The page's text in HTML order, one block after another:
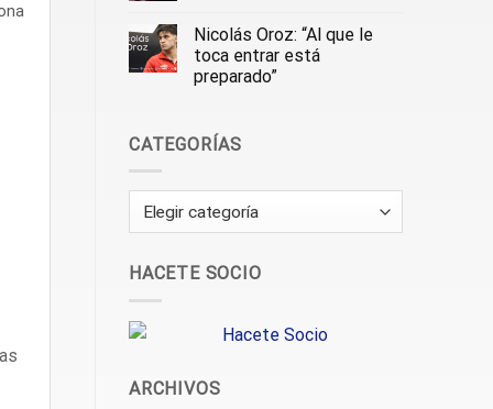
Nicolás Oroz: “Al que le
toca entrar está
preparado”
CATEGORÍAS
Categorías
HACETE SOCIO
ARCHIVOS